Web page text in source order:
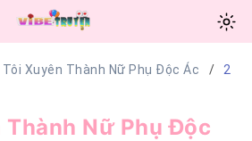
Tôi Xuyên Thành Nữ Phụ Độc Ác 2
Thành Nữ Phụ Độc